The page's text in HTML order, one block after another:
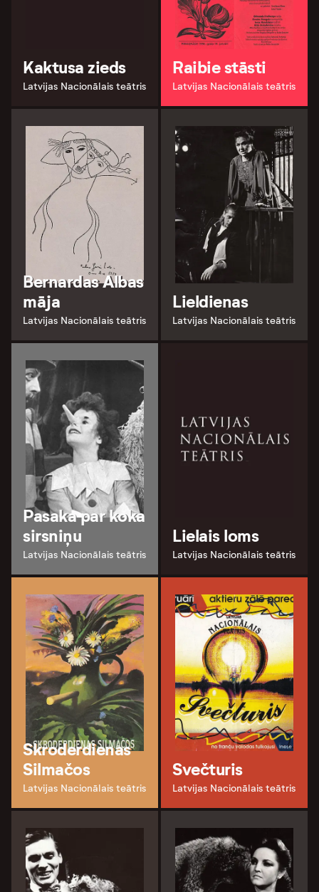
Kaktusa zieds
Latvijas Nacionālais teātris
Raibie stāsti
Latvijas Nacionālais teātris
Bernardas Albas
māja
Latvijas Nacionālais teātris
Lieldienas
Latvijas Nacionālais teātris
Pasaka par koka
sirsniņu
Latvijas Nacionālais teātris
Lielais loms
Latvijas Nacionālais teātris
Skroderdienas
Silmačos
Latvijas Nacionālais teātris
Svečturis
Latvijas Nacionālais teātris